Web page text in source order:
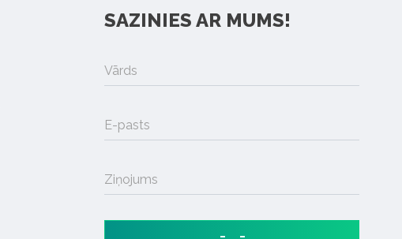
SAZINIES AR MUMS!
Vārds
E-pasts
Ziņojums